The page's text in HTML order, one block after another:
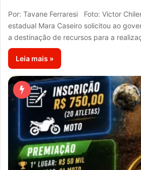
Por: Tavane Ferraresi Foto: Victor
estadual Mara Caseiro solicitou ao
a destinação de recursos para a
Leia mais »